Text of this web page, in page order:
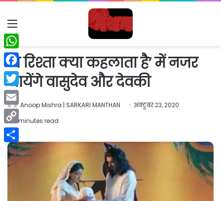
Menu
‘ये रिश्ता क्या कहलाता है’ में नजर
आयेंगे वासुदेव और देवकी
Anoop Mishra | SARKARI MANTHAN
अक्टूबर 23, 2020
2 minutes read
WhatsApp
Facebook
Twitter
Email
Copy
Link
Share